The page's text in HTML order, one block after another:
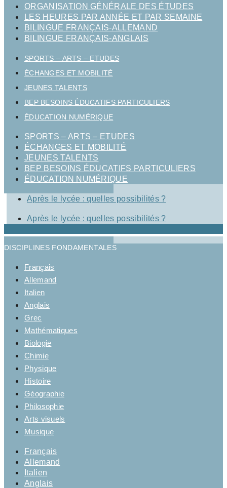
ORGANISATION GÉNÉRALE DES ÉTUDES
LES HEURES PAR ANNÉE ET PAR SEMAINE
BILINGUE FRANÇAIS-ALLEMAND
BILINGUE FRANÇAIS-ANGLAIS
SPORTS – ARTS – ETUDES
ÉCHANGES ET MOBILITÉ
JEUNES TALENTS
BEP BESOINS ÉDUCATIFS PARTICULIERS
ÉDUCATION NUMÉRIQUE
SPORTS – ARTS – ETUDES
ÉCHANGES ET MOBILITÉ
JEUNES TALENTS
BEP BESOINS ÉDUCATIFS PARTICULIERS
ÉDUCATION NUMÉRIQUE
Après le lycée : quelles possibilités ?
Après le lycée : quelles possibilités ?
DISCIPLINES FONDAMENTALES
Français
Allemand
Italien
Anglais
Grec
Mathématiques
Biologie
Chimie
Physique
Histoire
Géographie
Philosophie
Arts visuels
Musique
Français
Allemand
Italien
Anglais